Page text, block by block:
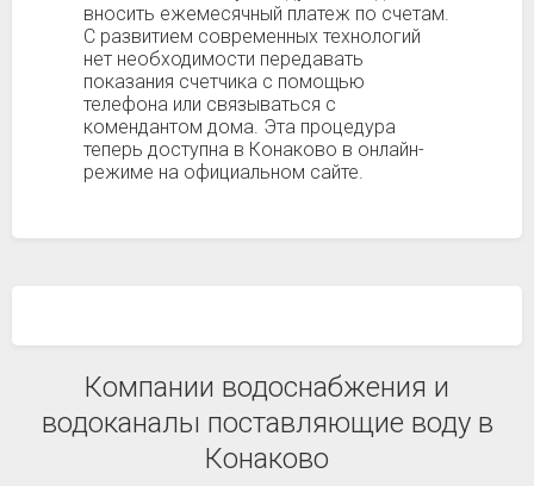
вносить ежемесячный платеж по счетам.
С развитием современных технологий
нет необходимости передавать
показания счетчика с помощью
телефона или связываться с
комендантом дома. Эта процедура
теперь доступна в Конаково в онлайн-
режиме на официальном сайте.
Компании водоснабжения и
водоканалы поставляющие воду в
Конаково